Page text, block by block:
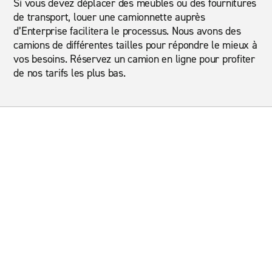
Si vous devez déplacer des meubles ou des fournitures
de transport, louer une camionnette auprès
d’Enterprise facilitera le processus. Nous avons des
camions de différentes tailles pour répondre le mieux à
vos besoins. Réservez un camion en ligne pour profiter
de nos tarifs les plus bas.